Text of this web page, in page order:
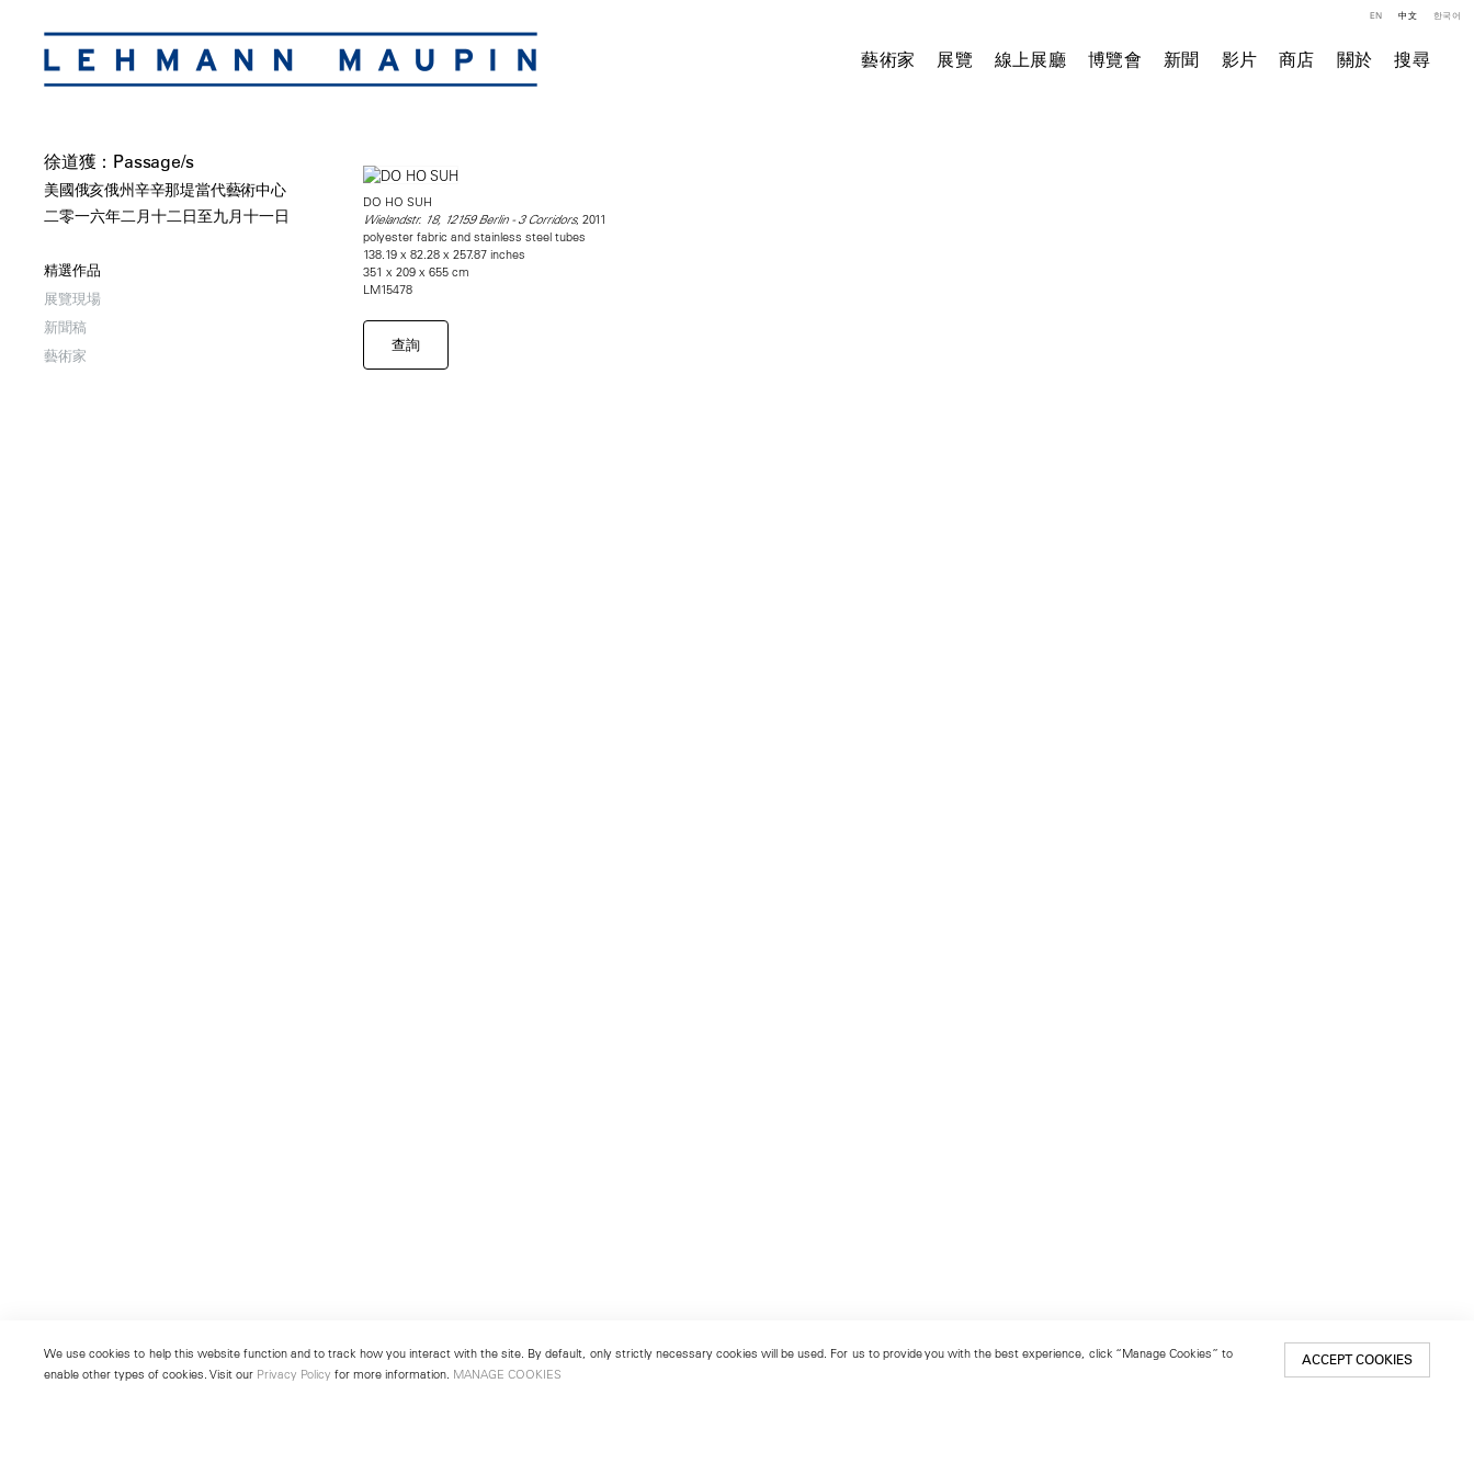
藝術家 展覽 線上展廳 博覽會 新聞 影片 商店 關於 搜尋
EN 中文 한국어
徐道獲：Passage/s
美國俄亥俄州辛辛那堤當代藝術中心
二零一六年二月十二日至九月十一日
精選作品
展覽現場
新聞稿
藝術家
DO HO SUH
Wielandstr. 18, 12159 Berlin - 3 Corridors, 2011
polyester fabric and stainless steel tubes
138.19 x 82.28 x 257.87 inches
351 x 209 x 655 cm
LM15478
查詢
We use cookies to help this website function and to track how you interact with the site. By default, only strictly necessary cookies will be used. For us to provide you with the best experience, click “Manage Cookies” to
enable other types of cookies. Visit our Privacy Policy for more information. MANAGE COOKIES
ACCEPT COOKIES